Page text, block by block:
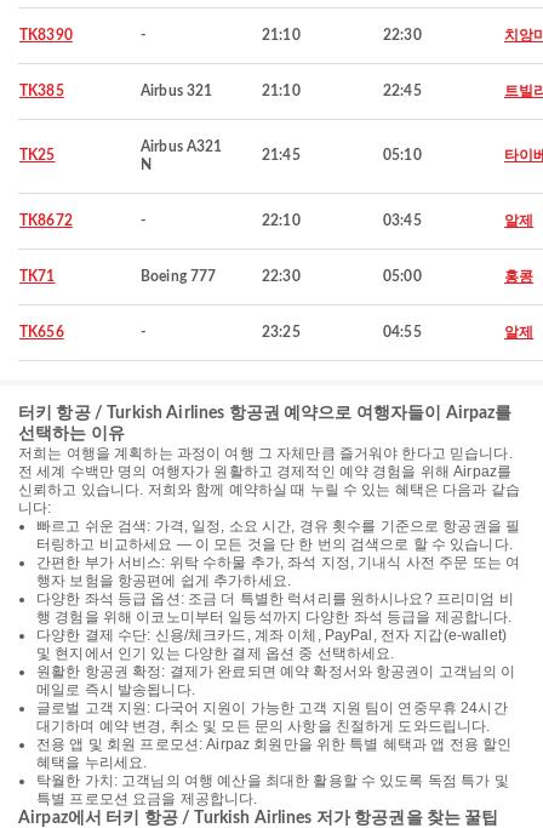
TK8390 - 21:10 22:30 치앙
TK385 Airbus 321 21:10 22:45 트빌
TK25
Airbus A321
N
21:45 05:10 타이
TK8672 - 22:10 03:45 알제
TK71 Boeing 777 22:30 05:00 홍콩
TK656 - 23:25 04:55 알제
터키 항공 / Turkish Airlines 항공권 예약으로 여행자들이 Airpaz를
선택하는 이유
저희는 여행을 계획하는 과정이 여행 그 자체만큼 즐거워야 한다고 믿습니다.
전 세계 수백만 명의 여행자가 원활하고 경제적인 예약 경험을 위해 Airpaz를
신뢰하고 있습니다. 저희와 함께 예약하실 때 누릴 수 있는 혜택은 다음과 같습
니다:
빠르고 쉬운 검색: 가격, 일정, 소요 시간, 경유 횟수를 기준으로 항공권을 필
터링하고 비교하세요 — 이 모든 것을 단 한 번의 검색으로 할 수 있습니다.
간편한 부가 서비스: 위탁 수하물 추가, 좌석 지정, 기내식 사전 주문 또는 여
행자 보험을 항공편에 쉽게 추가하세요.
다양한 좌석 등급 옵션: 조금 더 특별한 럭셔리를 원하시나요? 프리미엄 비
행 경험을 위해 이코노미부터 일등석까지 다양한 좌석 등급을 제공합니다.
다양한 결제 수단: 신용/체크카드, 계좌 이체, PayPal, 전자 지갑(e-wallet)
및 현지에서 인기 있는 다양한 결제 옵션 중 선택하세요.
원활한 항공권 확정: 결제가 완료되면 예약 확정서와 항공권이 고객님의 이
메일로 즉시 발송됩니다.
글로벌 고객 지원: 다국어 지원이 가능한 고객 지원 팀이 연중무휴 24시간
대기하며 예약 변경, 취소 및 모든 문의 사항을 친절하게 도와드립니다.
전용 앱 및 회원 프로모션: Airpaz 회원만을 위한 특별 혜택과 앱 전용 할인
혜택을 누리세요.
탁월한 가치: 고객님의 여행 예산을 최대한 활용할 수 있도록 독점 특가 및
특별 프로모션 요금을 제공합니다.
Airpaz에서 터키 항공 / Turkish Airlines 저가 항공권을 찾는 꿀팁